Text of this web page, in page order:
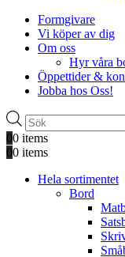
Formgivare
Vi köper av dig
Om oss
Hyr våra
Öppettider &
Jobba hos Oss!
Produktsökning
00 items
00 items
Hela sortimentet
Bord